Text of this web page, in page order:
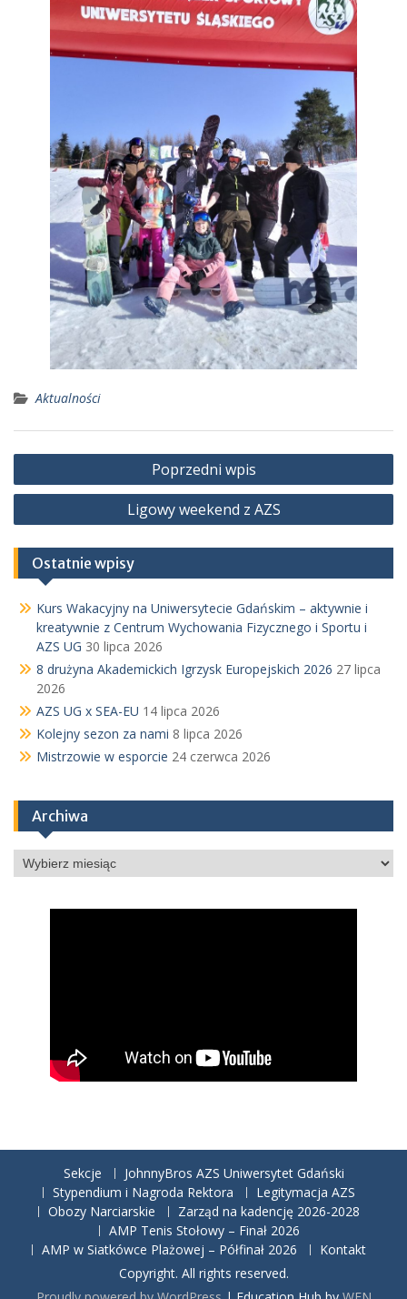
Aktualności
Nawigacja
wpisu
Poprzedni wpis
Ligowy weekend z AZS
Ostatnie wpisy
Kurs Wakacyjny na Uniwersytecie Gdańskim – aktywnie i
kreatywnie z Centrum Wychowania Fizycznego i Sportu i
AZS UG 30 lipca 2026
8 drużyna Akademickich Igrzysk Europejskich 2026 27 lipca
2026
AZS UG x SEA-EU 14 lipca 2026
Kolejny sezon za nami 8 lipca 2026
Mistrzowie w esporcie 24 czerwca 2026
Archiwa
Archiwa
Sekcje
JohnnyBros AZS Uniwersytet Gdański
Stypendium i Nagroda Rektora
Legitymacja AZS
Obozy Narciarskie
Zarząd na kadencję 2026-2028
AMP Tenis Stołowy – Finał 2026
AMP w Siatkówce Plażowej – Półfinał 2026
Kontakt
Copyright. All rights reserved.